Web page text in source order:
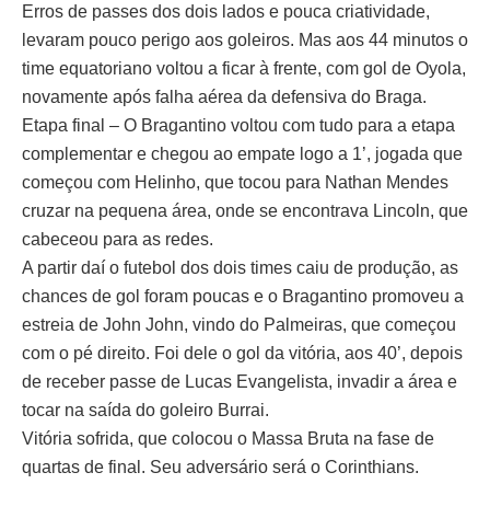
Erros de passes dos dois lados e pouca criatividade,
levaram pouco perigo aos goleiros. Mas aos 44 minutos o
time equatoriano voltou a ficar à frente, com gol de Oyola,
novamente após falha aérea da defensiva do Braga.
Etapa final – O Bragantino voltou com tudo para a etapa
complementar e chegou ao empate logo a 1’, jogada que
começou com Helinho, que tocou para Nathan Mendes
cruzar na pequena área, onde se encontrava Lincoln, que
cabeceou para as redes.
A partir daí o futebol dos dois times caiu de produção, as
chances de gol foram poucas e o Bragantino promoveu a
estreia de John John, vindo do Palmeiras, que começou
com o pé direito. Foi dele o gol da vitória, aos 40’, depois
de receber passe de Lucas Evangelista, invadir a área e
tocar na saída do goleiro Burrai.
Vitória sofrida, que colocou o Massa Bruta na fase de
quartas de final. Seu adversário será o Corinthians.